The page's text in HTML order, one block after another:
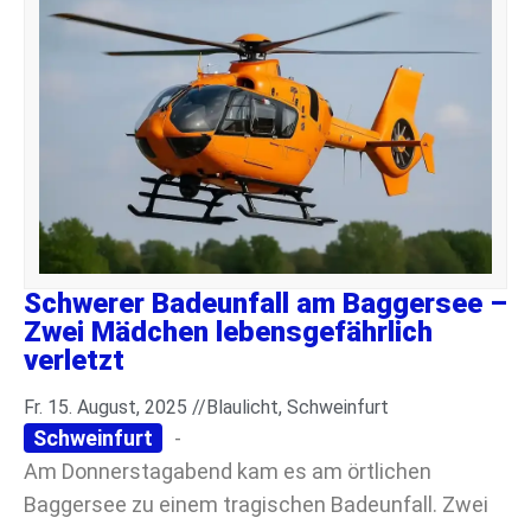
Schwerer Badeunfall am Baggersee –
Zwei Mädchen lebensgefährlich
verletzt
Fr. 15. August, 2025 //Blaulicht, Schweinfurt
Schweinfurt
-
Am Donnerstagabend kam es am örtlichen
Baggersee zu einem tragischen Badeunfall. Zwei